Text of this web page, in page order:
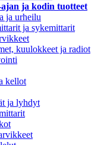
ja kodin tuotteet
ja urheilu
ja sykemittarit
kuulokkeet ja radiot
kellot
ja lyhdyt